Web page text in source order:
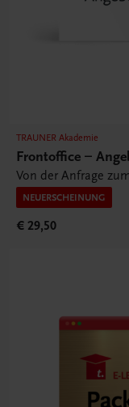
TRAUNER Akademie
Frontoffice –
Von der Anfrage
NEUERSCHEINUNG
€ 29,50